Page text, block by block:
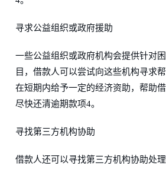
寻求公益组织或政府援助
一些公益组织或政府机构会提供针对
目，借款人可以尝试向这些机构寻求
在短期内给予一定的经济资助，帮助
尽快还清逾期款项4。
寻找第三方机构协助
借款人还可以寻找第三方机构协助处